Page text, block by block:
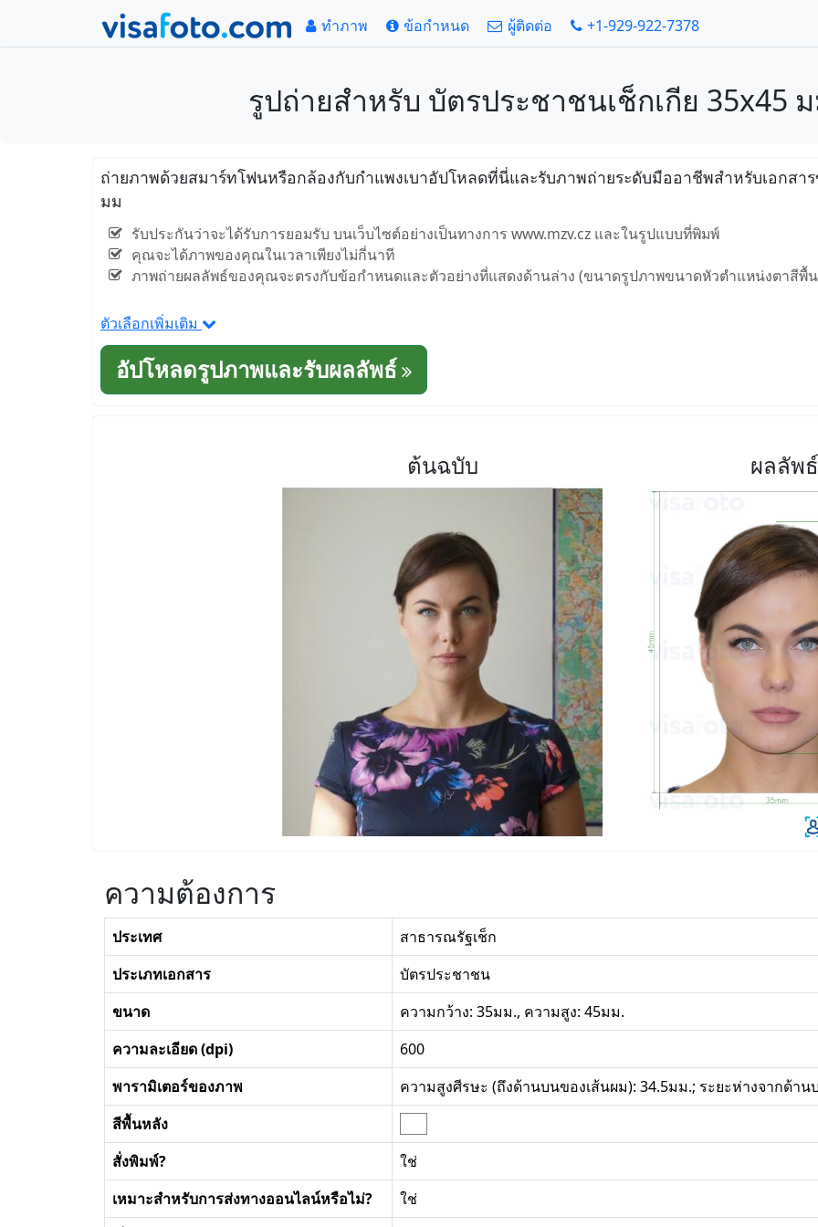
ทำภาพ ข้อกำหนด ผู้ติดต่อ +1-929-922-7378
รูปถ่ายสำหรับ บัตรประชาชนเช็กเกีย 35x45
ถ่ายภาพด้วยสมาร์ทโฟนหรือกล้องกับกำแพงเบาอัปโหลดที่นี่และรับภาพถ่ายระดับมืออาชีพสำหรับเอกสา
มม
รับประกันว่าจะได้รับการยอมรับ บนเว็บไซต์อย่างเป็นทางการ www.mzv.cz และในรูปแบบที่พิมพ์
คุณจะได้ภาพของคุณในเวลาเพียงไม่กี่นาที
ภาพถ่ายผลลัพธ์ของคุณจะตรงกับข้อกำหนดและตัวอย่างที่แสดงด้านล่าง (ขนาดรูปภาพขนาดหัวตำแหน่งตาสีพื้
ตัวเลือกเพิ่มเติม
อัปโหลดรูปภาพและรับผลลัพธ์
ต้นฉบับ ผลลัพธ์
ความต้องการ
ประเทศ
สาธารณรัฐเช็ก
ประเภทเอกสาร
บัตรประชาชน
ขนาด
ความกว้าง: 35มม., ความสูง: 45มม.
ความละเอียด (dpi)
600
พารามิเตอร์ของภาพ
ความสูงศีรษะ (ถึงด้านบนของเส้นผม): 34.5มม.; ระยะห่างจากด้า
สีพื้นหลัง
สั่งพิมพ์?
ใช่
เหมาะสำหรับการส่งทางออนไลน์หรือไม่?
ใช่